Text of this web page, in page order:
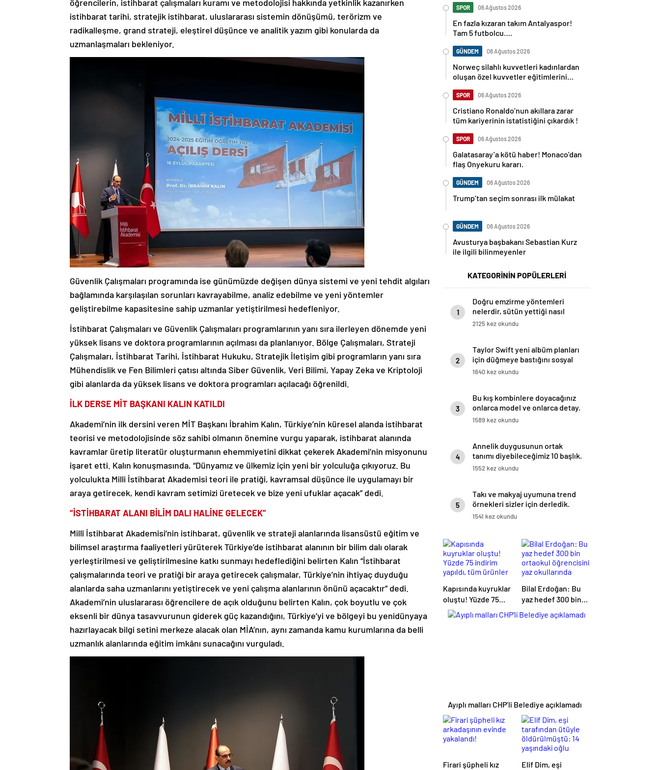
öğrencilerin, istihbarat çalışmaları kuramı ve metodolojisi hakkında yetkinlik kazanırken
istihbarat tarihi, stratejik istihbarat, uluslararası sistemin dönüşümü, terörizm ve
radikalleşme, grand strateji, eleştirel düşünce ve analitik yazım gibi konularda da
uzmanlaşmaları bekleniyor.
Güvenlik Çalışmaları programında ise günümüzde değişen dünya sistemi ve yeni tehdit algıları
bağlamında karşılaşılan sorunları kavrayabilme, analiz edebilme ve yeni yöntemler
geliştirebilme kapasitesine sahip uzmanlar yetiştirilmesi hedefleniyor.
İstihbarat Çalışmaları ve Güvenlik Çalışmaları programlarının yanı sıra ilerleyen dönemde yeni
yüksek lisans ve doktora programlarının açılması da planlanıyor. Bölge Çalışmaları, Strateji
Çalışmaları, İstihbarat Tarihi, İstihbarat Hukuku, Stratejik İletişim gibi programların yanı sıra
Mühendislik ve Fen Bilimleri çatısı altında Siber Güvenlik, Veri Bilimi, Yapay Zeka ve Kriptoloji
gibi alanlarda da yüksek lisans ve doktora programları açılacağı öğrenildi.
İLK DERSE MİT BAŞKANI KALIN KATILDI
Akademi’nin ilk dersini veren MİT Başkanı İbrahim Kalın, Türkiye’nin küresel alanda istihbarat
teorisi ve metodolojisinde söz sahibi olmanın önemine vurgu yaparak, istihbarat alanında
kavramlar üretip literatür oluşturmanın ehemmiyetini dikkat çekerek Akademi’nin misyonunu
işaret etti. Kalın konuşmasında, “Dünyamız ve ülkemiz için yeni bir yolculuğa çıkıyoruz. Bu
yolculukta Milli İstihbarat Akademisi teori ile pratiği, kavramsal düşünce ile uygulamayı bir
araya getirecek, kendi kavram setimizi üretecek ve bize yeni ufuklar açacak” dedi.
“İSTİHBARAT ALANI BİLİM DALI HALİNE GELECEK”
Millî İstihbarat Akademisi’nin istihbarat, güvenlik ve strateji alanlarında lisansüstü eğitim ve
bilimsel araştırma faaliyetleri yürüterek Türkiye’de istihbarat alanının bir bilim dalı olarak
yerleştirilmesi ve geliştirilmesine katkı sunmayı hedeflediğini belirten Kalın “İstihbarat
çalışmalarında teori ve pratiği bir araya getirecek çalışmalar, Türkiye’nin ihtiyaç duyduğu
alanlarda saha uzmanlarını yetiştirecek ve yeni çalışma alanlarının önünü açacaktır” dedi.
Akademi’nin uluslararası öğrencilere de açık olduğunu belirten Kalın, çok boyutlu ve çok
eksenli bir dünya tasavvurunun giderek güç kazandığını, Türkiye’yi ve bölgeyi bu yenidünyaya
hazırlayacak bilgi setini merkeze alacak olan MİA’nın, aynı zamanda kamu kurumlarına da belli
uzmanlık alanlarında eğitim imkânı sunacağını vurguladı.
SPOR 06 Ağustos 2026
En fazla kızaran takım Antalyaspor!
Tam 5 futbolcu….
GÜNDEM 06 Ağustos 2026
Norweç silahlı kuvvetleri kadınlardan
oluşan özel kuvvetler eğitimlerini
SPOR 06 Ağustos 2026
Cristiano Ronaldo’nun akıllara zarar
tüm kariyerinin istatistiğini çıkardık !
SPOR 06 Ağustos 2026
Galatasaray’a kötü haber! Monaco’dan
flaş Onyekuru kararı.
GÜNDEM 06 Ağustos 2026
Trump’tan seçim sonrası ilk mülakat
GÜNDEM 06 Ağustos 2026
Avusturya başbakanı Sebastian Kurz
ile ilgili bilinmeyenler
KATEGORİNİN POPÜLERLERİ
1
Doğru emzirme yöntemleri
nelerdir, sütün yettiği nasıl
anlaşılır?
2125 kez okundu
2
Taylor Swift yeni albüm planları
için düğmeye bastığını sosyal
medyadan duyurdu!
1640 kez okundu
3
Bu kış kombinlere doyacağınız
onlarca model ve onlarca detay.
1589 kez okundu
4
Annelik duygusunun ortak
tanımı diyebileceğimiz 10 başlık.
1552 kez okundu
5
Takı ve makyaj uyumuna trend
örnekleri sizler için derledik.
1541 kez okundu
Kapısında kuyruklar
oluştu! Yüzde 75
indirim yapıldı, tüm
ürünler kapış kapış
Bilal Erdoğan: Bu
yaz hedef 300 bin
ortaokul
öğrencisini yaz
Ayıplı malları CHP’li Belediye açıklamadı
Firari şüpheli kız
Elif Dim, eşi